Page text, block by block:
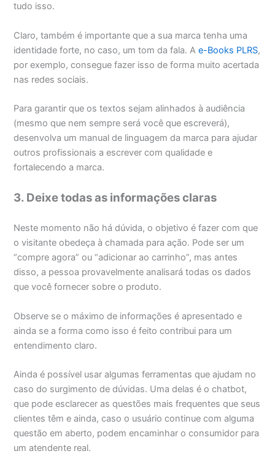
tudo isso.
Claro, também é importante que a sua marca tenha uma
identidade forte, no caso, um tom da fala. Ae-Books PLRS,
por exemplo, consegue fazer isso de forma muito acertada
nas redes sociais.
Para garantir que os textos sejam alinhados à audiência
(mesmo que nem sempre será você que escreverá),
desenvolva um manual de linguagem da marca para ajudar
outros profissionais a escrever com qualidade e
fortalecendo a marca.
3. Deixe todas as informações claras
Neste momento não há dúvida, o objetivo é fazer com que
o visitante obedeça à chamada para ação. Pode ser um
“compre agora” ou “adicionar ao carrinho”, mas antes
disso, a pessoa provavelmente analisará todas os dados
que você fornecer sobre o produto.
Observe se o máximo de informações é apresentado e
ainda se a forma como isso é feito contribui para um
entendimento claro.
Ainda é possível usar algumas ferramentas que ajudam no
caso do surgimento de dúvidas. Uma delas é o chatbot,
que pode esclarecer as questões mais frequentes que seus
clientes têm e ainda, caso o usuário continue com alguma
questão em aberto, podem encaminhar o consumidor para
um atendente real.